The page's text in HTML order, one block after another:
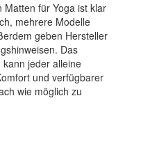
Matten für Yoga ist klar
mehrere Modelle
geben Hersteller
Das
kann jeder alleine
und verfügbarer
wie möglich zu